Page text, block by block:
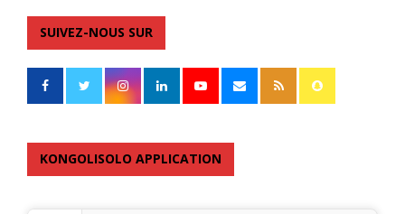
SUIVEZ-NOUS SUR
KONGOLISOLO APPLICATION